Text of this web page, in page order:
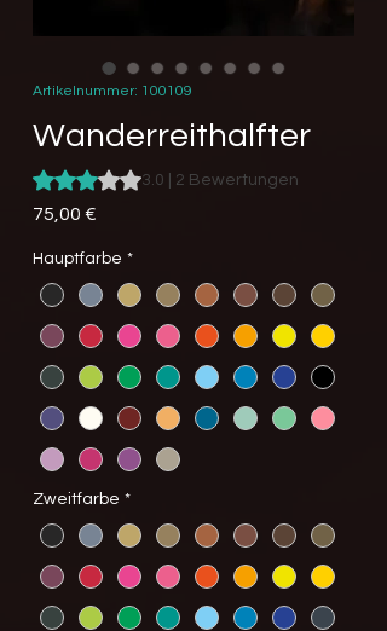
Artikelnummer: 100109
Wanderreithalfter
Das Rating beträgt 3.0 von fünf Sternen,
3.0 | 2 Bewertungen
75,00 €
Hauptfarbe *
Zweitfarbe *